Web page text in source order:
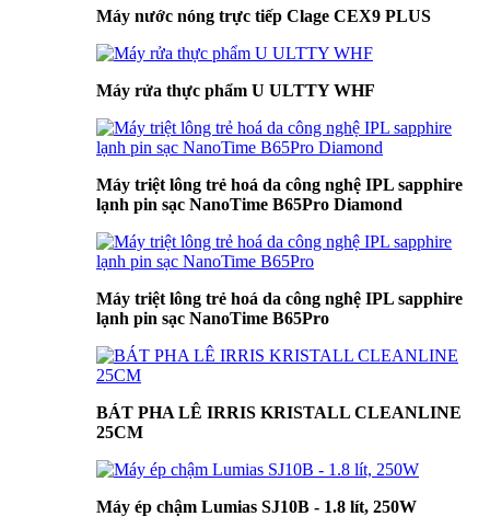
Máy nước nóng trực tiếp Clage CEX9 PLUS
Máy rửa thực phẩm U ULTTY WHF
Máy triệt lông trẻ hoá da công nghệ IPL sapphire
lạnh pin sạc NanoTime B65Pro Diamond
Máy triệt lông trẻ hoá da công nghệ IPL sapphire
lạnh pin sạc NanoTime B65Pro
BÁT PHA LÊ IRRIS KRISTALL CLEANLINE
25CM
Máy ép chậm Lumias SJ10B - 1.8 lít, 250W